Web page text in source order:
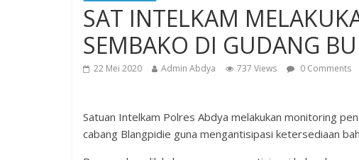
SAT INTELKAM
SEMBAKO DI GUDANG
22 Mei 2020 Admin Abdya 737 Views 0 Comments
Satuan Intelkam Polres Abdya melakukan monitoring
cabang Blangpidie guna mengantisipasi ketersediaan